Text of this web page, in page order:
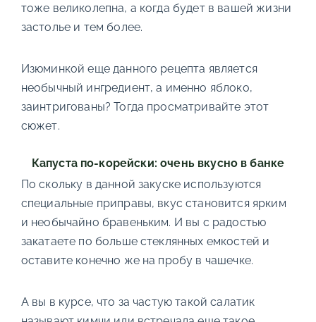
тоже великолепна, а когда будет в вашей жизни
застолье и тем более.
Изюминкой еще данного рецепта является
необычный ингредиент, а именно яблоко,
заинтригованы? Тогда просматривайте этот
сюжет.
Капуста по-корейски: очень вкусно в банке
По скольку в данной закуске используются
специальные приправы, вкус становится ярким
и необычайно бравеньким. И вы с радостью
закатаете по больше стеклянных емкостей и
оставите конечно же на пробу в чашечке.
А вы в курсе, что за частую такой салатик